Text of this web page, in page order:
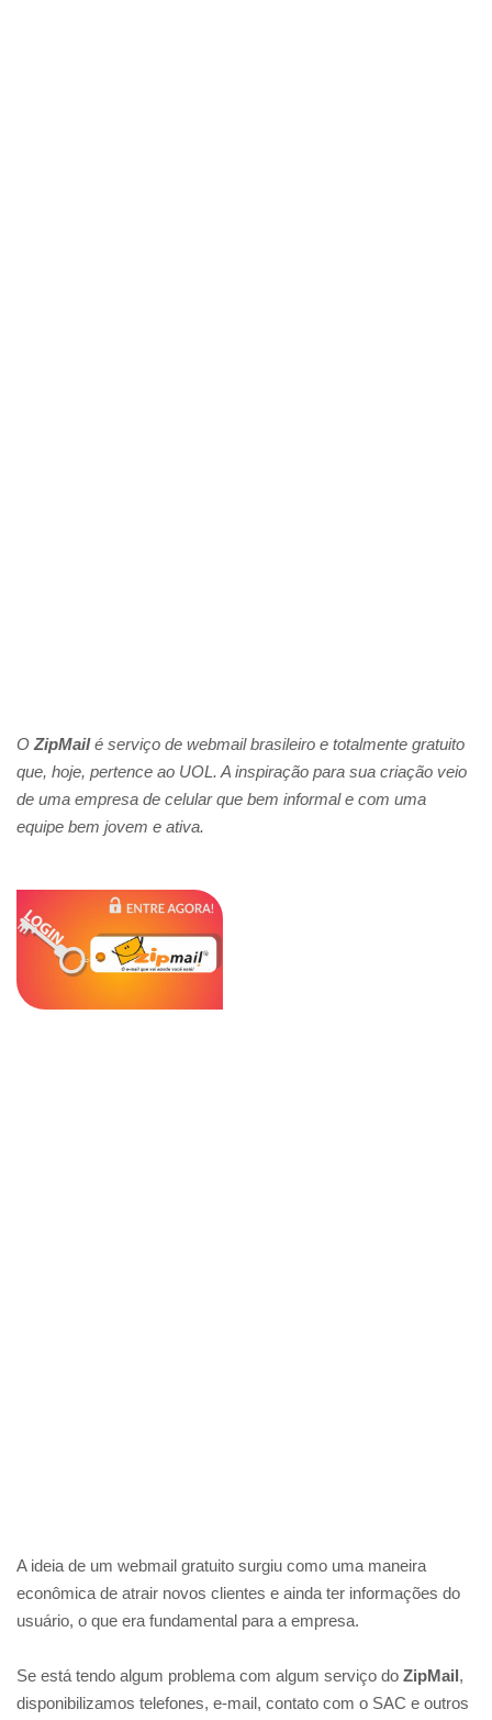
O ZipMailé serviço de webmail brasileiro e totalmente gratuito
que, hoje, pertence ao UOL. A inspiração para sua criação veio
de uma empresa de celular que bem informal e com uma
equipe bem jovem e ativa.
A ideia de um webmail gratuito surgiu como uma maneira
econômica de atrair novos clientes e ainda ter informações do
usuário, o que era fundamental para a empresa.
Se está tendo algum problema com algum serviço do ZipMail,
disponibilizamos telefones, e-mail, contato com o SAC e outros